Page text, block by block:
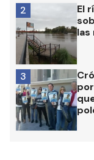
El
las
2
3